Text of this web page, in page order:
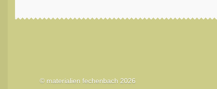
© materialien fechenbach 2026